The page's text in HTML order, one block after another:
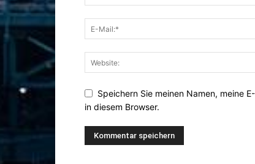
Speichern Sie meinen Namen, meine
in diesem Browser.